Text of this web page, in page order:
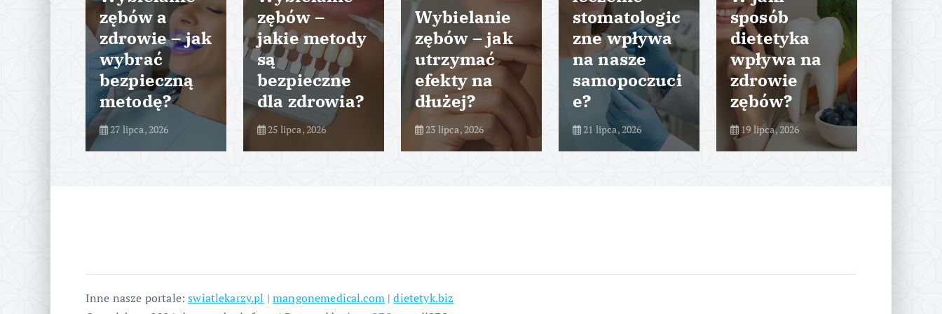
zębów a
zdrowie – jak
wybrać
bezpieczną
metodę?
27 lipca, 2026
zębów –
jakie metody
są
bezpieczne
dla zdrowia?
25 lipca, 2026
Wybielanie
zębów – jak
utrzymać
efekty na
dłużej?
23 lipca, 2026
stomatologic
zne wpływa
na nasze
samopoczuci
e?
21 lipca, 2026
sposób
dietetyka
wpływa na
zdrowie
zębów?
19 lipca, 2026
Inne nasze portale:swiatlekarzy.pl |mangonemedical.com|dietetyk.biz